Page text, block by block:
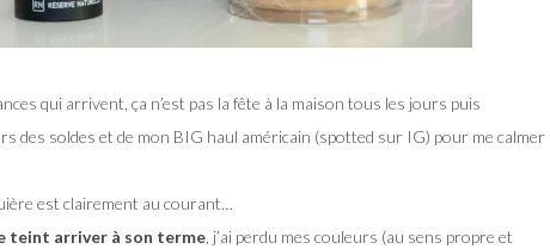
qui arrivent, ça n’est pas la fête à la maison tous les jours puis
des soldes et de mon BIG haul américain (spotted sur IG) pour me calmer
est clairement au courant…
teint arriver à son terme , j’ai perdu mes couleurs (au sens propre et